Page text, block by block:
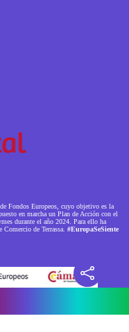
Fondos Europeos, cuyo objetivo es la
en marcha un Plan de Acción con el
durante el año 2024. Para ello ha
de Terrassa. #EuropaSeSiente